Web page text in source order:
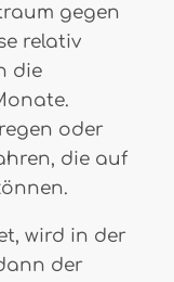
gegen
relativ
die
oder
die auf
wird in der
der